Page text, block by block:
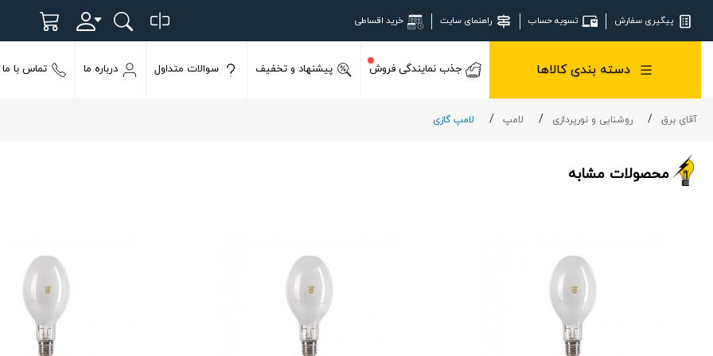
پیگیری سفارش تسویه حساب راهنمای سایت خرید اقساطی
دسته بندی کالاها جذب نمایندگی فروش پیشنهاد و تخفیف سوالات متداول درباره ما تماس با ما
آقای برق روشنایی و نورپردازی لامپ لامپ گازی
محصولات مشابه